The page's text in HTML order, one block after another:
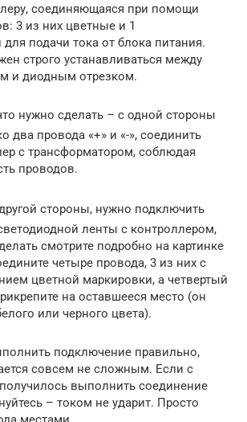
соединяющаяся при помощи
3 из них цветные и 1
подачи тока от блока питания.
строго устанавливаться между
и диодным отрезком.
нужно сделать – с одной стороны
два провода «+» и «-», соединить
с трансформатором, соблюдая
проводов.
стороны, нужно подключить
ленты с контроллером,
смотрите подробно на картинке
четыре провода, 3 из них с
цветной маркировки, а четвертый
на оставшееся место (он
или черного цвета).
подключение правильно,
совсем не сложным. Если с
выполнить соединение
– током не ударит. Просто